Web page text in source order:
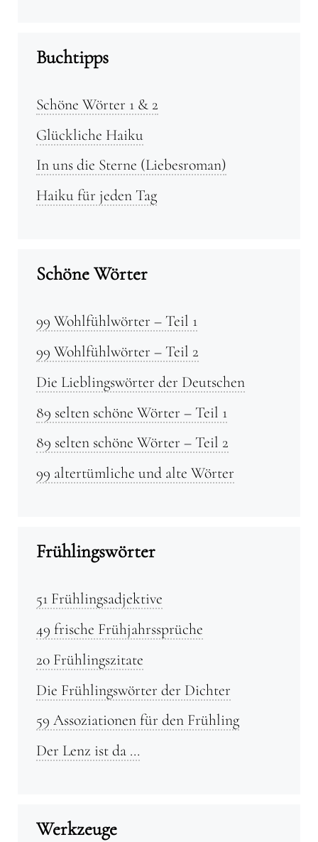
Buchtipps
Schöne Wörter 1 & 2
Glückliche Haiku
In uns die Sterne (Liebesroman)
Haiku für jeden Tag
Schöne Wörter
99 Wohlfühlwörter – Teil 1
99 Wohlfühlwörter – Teil 2
Die Lieblingswörter der Deutschen
89 selten schöne Wörter – Teil 1
89 selten schöne Wörter – Teil 2
99 altertümliche und alte Wörter
Frühlingswörter
51 Frühlingsadjektive
49 frische Frühjahrssprüche
20 Frühlingszitate
Die Frühlingswörter der Dichter
59 Assoziationen für den Frühling
Der Lenz ist da …
Werkzeuge